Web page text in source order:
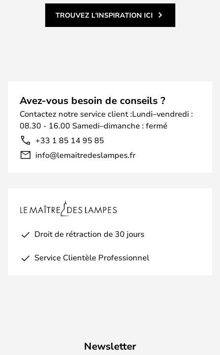
TROUVEZ L'INSPIRATION ICI
Avez-vous besoin de conseils ?
Contactez notre service client :Lundi–vendredi :
08.30 - 16.00 Samedi–dimanche : fermé
+33 1 85 14 95 85
info@lemaitredeslampes.fr
Droit de rétraction de 30 jours
Service Clientèle Professionnel
Newsletter